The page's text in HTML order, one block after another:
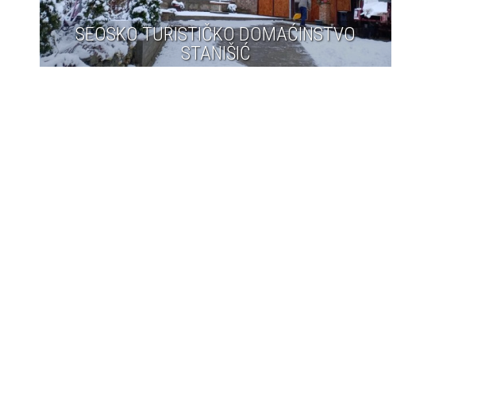
SEOSKO TURISTIČKO DOMAĆINSTVO
STANIŠIĆ